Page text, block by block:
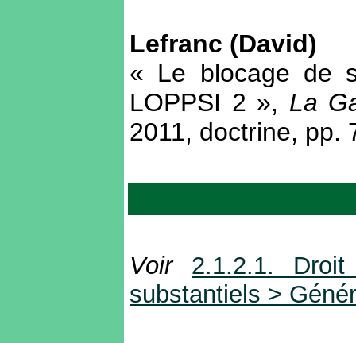
Lefranc (David)
« Le blocage de
LOPPSI 2 », La
2011, doctrine, pp.
Voir 2.1.2.1.
substantiels >